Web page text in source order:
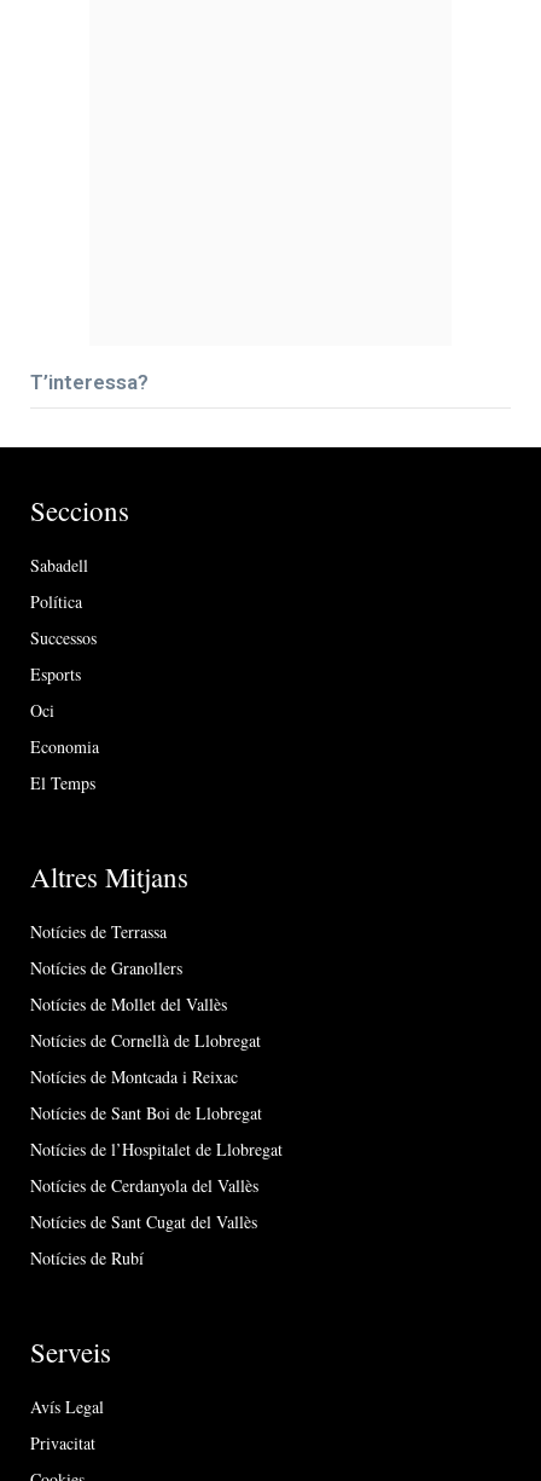
T’interessa?
Seccions
Sabadell
Política
Successos
Esports
Oci
Economia
El Temps
Altres Mitjans
Notícies de Terrassa
Notícies de Granollers
Notícies de Mollet del Vallès
Notícies de Cornellà de Llobregat
Notícies de Montcada i Reixac
Notícies de Sant Boi de Llobregat
Notícies de l’Hospitalet de Llobregat
Notícies de Cerdanyola del Vallès
Notícies de Sant Cugat del Vallès
Notícies de Rubí
Serveis
Avís Legal
Privacitat